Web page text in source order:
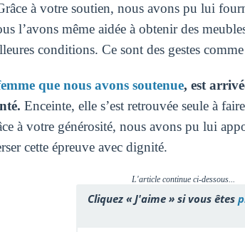
à votre soutien, nous avons pu lui
l’avons même aidée à obtenir des
conditions. Ce sont des gestes
que nous avons soutenue, est
Enceinte, elle s’est retrouvée seule à
à votre générosité, nous avons pu lui
cette épreuve avec dignité.
L'article continue ci-dessous...
Cliquez « J'aime » si vous êtes